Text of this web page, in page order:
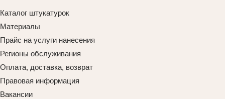
Каталог штукатурок
Материалы
Прайс на услуги нанесения
Регионы обслуживания
Оплата, доставка, возврат
Правовая информация
Вакансии